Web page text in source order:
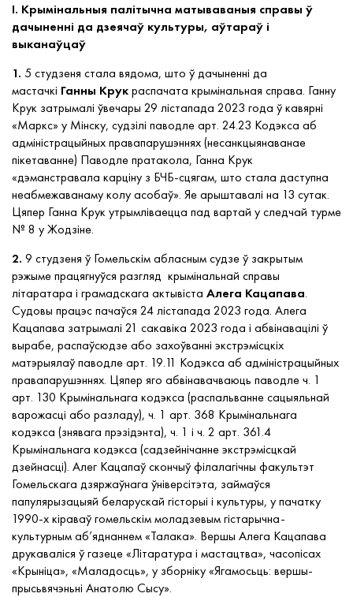
I. Крымінальныя палітычна матываваныя справы ў
дачыненні да дзеячаў культуры, аўтараў і
выканаўцаў
1. 5 студзеня стала вядома, што ў дачыненні да
мастачкі Ганны Крукраспачата крымінальная справа. Ганну
Крук затрымалі ўвечары 29 лістапада 2023 года ў кавярні
«Маркс» у Мінску, судзілі паводле арт. 24.23 Кодэкса аб
адмiнiстрацыйных правапарушэннях (несанкцыянаванае
пікетаванне) Паводле пратакола, Ганна Крук
«дэманстравала карціну з БЧБ-сцягам, што стала даступна
неабмежаванаму колу асобаў». Яе арыштавалі на 13 сутак.
Цяпер Ганна Крук утрымліваецца пад вартай у следчай турме
№ 8 у Жодзіне.
2. 9 студзеня ў Гомельскім абласным судзе ў закрытым
рэжыме працягнуўся разгляд крымінальнай справы
літаратара і грамадскага актывіста Алега Кацапава.
Судовы працэс пачаўся 24 лістапада 2023 года. Алега
Кацапава затрымалі 21 сакавіка 2023 года і абвінавацілі ў
вырабе, распаўсюдзе або захоўванні экстрэмісцкіх
матэрыялаў паводле арт. 19.11 Кодэкса аб адмiнiстрацыйных
правапарушэннях. Цяпер яго абвінавачваюць паводле ч. 1
арт. 130 Крымінальнага кодэкса (распальванне сацыяльнай
варожасці або разладу), ч. 1 арт. 368 Крымінальнага
кодэкса (знявага прэзідэнта), ч. 1 і ч. 2 арт. 361.4
Крымінальнага кодэкса (садзейнічанне экстрэмісцкай
дзейнасці). Алег Кацапаў скончыў філалагічны факультэт
Гомельскага дзяржаўнага ўніверсітэта, займаўся
папулярызацыяй беларускай гісторыі і культуры, у пачатку
1990-х кіраваў гомельскім моладзевым гістарычна-
культурным аб’яднаннем «Талака». Вершы Алега Кацапава
друкаваліся ў газеце «Літаратура і мастацтва», часопісах
«Крыніца», «Маладосць», у зборніку «Ягамосьць: вершы-
прысьвячэньні Анатолю Сысу».